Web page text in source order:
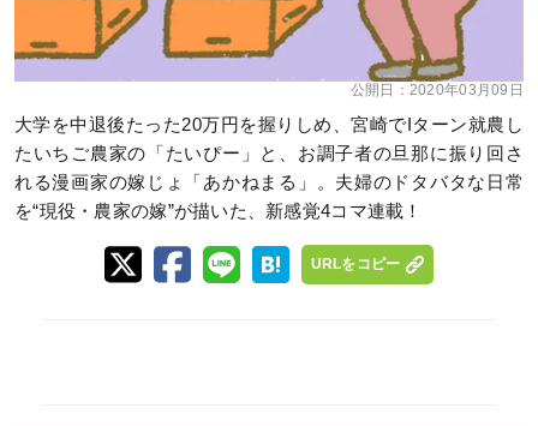
公開日： 2020年03月09日
大学を中退後たった20万円を握りしめ、宮崎でIターン就農し
たいちご農家の「たいぴー」と、お調子者の旦那に振り回さ
れる漫画家の嫁じょ「あかねまる」。夫婦のドタバタな日常
を“現役・農家の嫁”が描いた、新感覚4コマ連載！
URLをコピー